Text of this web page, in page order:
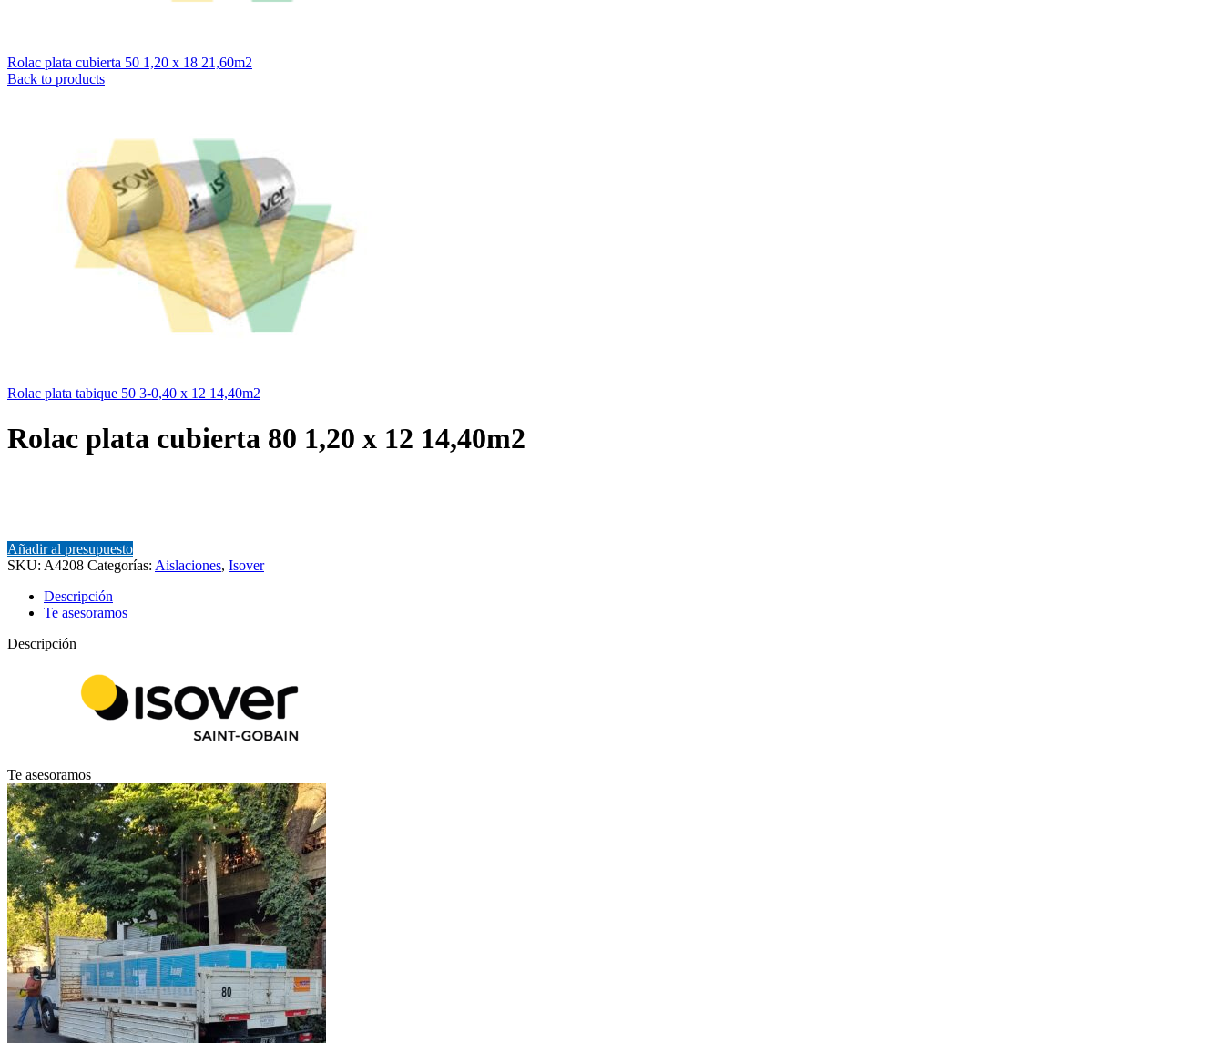
Rolac plata cubierta 50 1,20 x 18 21,60m2
Back to products
Rolac plata tabique 50 3-0,40 x 12 14,40m2
Rolac plata cubierta 80 1,20 x 12 14,40m2
Añadir al presupuesto
SKU: A4208 Categorías: Aislaciones, Isover
Descripción
Te asesoramos
Descripción
Te asesoramos